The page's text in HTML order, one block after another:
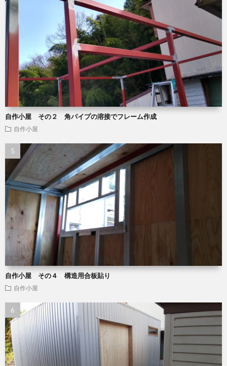
自作小屋 その２ 角パイプの溶接でフレーム作成
自作小屋
自作小屋 その４ 構造用合板貼り
自作小屋